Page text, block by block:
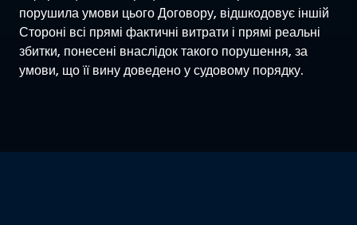
порушила умови цього Договору, відшкодовує іншій
Стороні всі прямі фактичні витрати і прямі реальні
збитки, понесені внаслідок такого порушення, за
умови, що її вину доведено у судовому порядку.